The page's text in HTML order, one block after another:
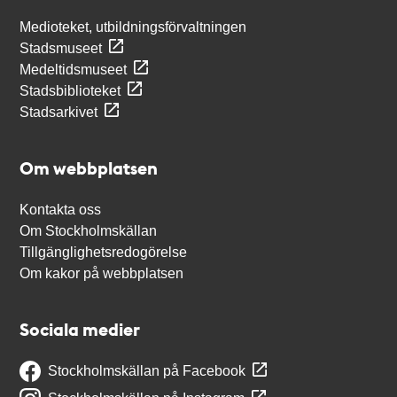
Medioteket, utbildningsförvaltningen
Stadsmuseet
Medeltidsmuseet
Stadsbiblioteket
Stadsarkivet
Om webbplatsen
Kontakta oss
Om Stockholmskällan
Tillgänglighetsredogörelse
Om kakor på webbplatsen
Sociala medier
Stockholmskällan på Facebook